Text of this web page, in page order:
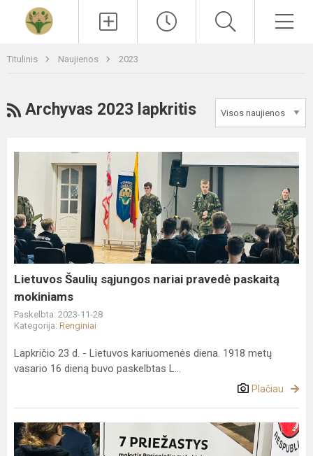
Titulinis Naujienos 2023
RSS
Archyvas 2023 lapkritis
Šaulių
sąjungos
nariai
pravedė
paskaitą
mokiniams
Lietuvos Šaulių sąjungos nariai pravedė paskaitą
mokiniams
Paskelbta: 2023-11-28
Kategorija: Renginiai
Lapkričio 23 d. - Lietuvos kariuomenės diena. 1918 metų
vasario 16 dieną buvo paskelbtas L...
Plačiau
3G
klasės